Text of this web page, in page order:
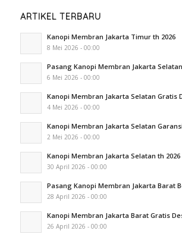
ARTIKEL TERBARU
Kanopi Membran Jakarta Timur th 2026
8 Mei 2026 - 00:00
Pasang Kanopi Membran Jakarta
6 Mei 2026 - 00:00
Kanopi Membran Jakarta Selatan Gratis
4 Mei 2026 - 00:00
Kanopi Membran Jakarta Selatan
2 Mei 2026 - 00:00
Kanopi Membran Jakarta Selatan th 2026
30 April 2026 - 00:00
Pasang Kanopi Membran Jakarta Barat
28 April 2026 - 00:00
Kanopi Membran Jakarta Barat Gratis
26 April 2026 - 00:00